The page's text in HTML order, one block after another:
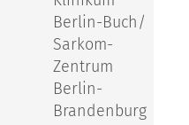
Berlin-Buch/
Sarkom-
Zentrum
Berlin-
Brandenburg